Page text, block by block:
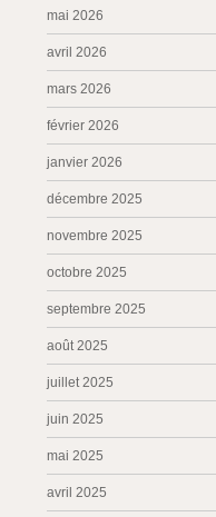
mai 2026
avril 2026
mars 2026
février 2026
janvier 2026
décembre 2025
novembre 2025
octobre 2025
septembre 2025
août 2025
juillet 2025
juin 2025
mai 2025
avril 2025